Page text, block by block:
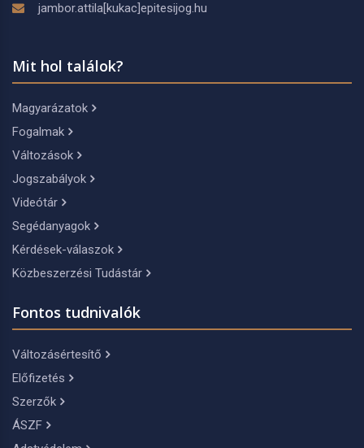
jambor.attila[kukac]epitesijog.hu
Mit hol találok?
Magyarázatok
Fogalmak
Változások
Jogszabályok
Videótár
Segédanyagok
Kérdések-válaszok
Közbeszerzési Tudástár
Fontos tudnivalók
Változásértesítő
Előfizetés
Szerzők
ÁSZF